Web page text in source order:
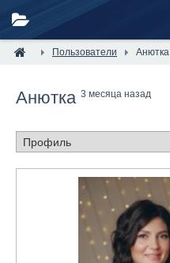
Пользователи Анютка
Анютка 3 месяца назад